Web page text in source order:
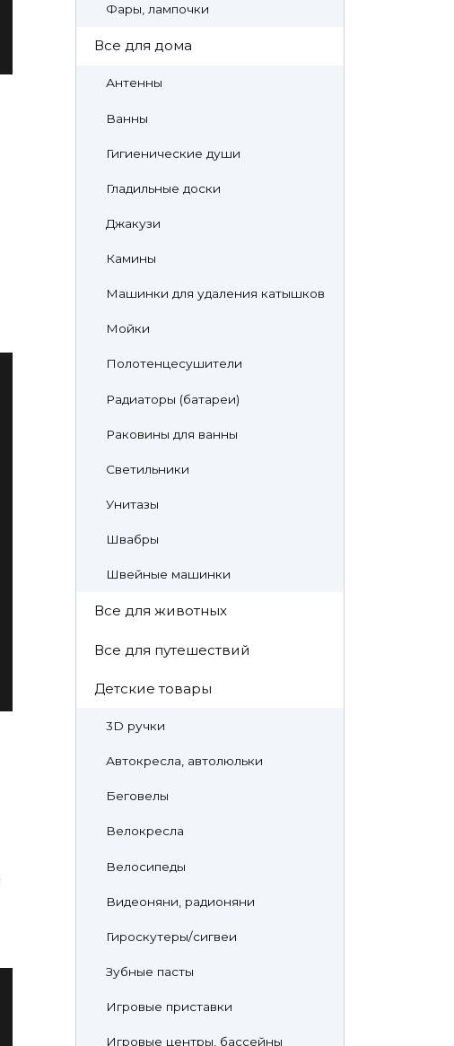
Фары, лампочки
Все для дома
Антенны
Ванны
Гигиенические души
Гладильные доски
Джакузи
Камины
Машинки для удаления катышков
Мойки
Полотенцесушители
Радиаторы (батареи)
Раковины для ванны
Светильники
Унитазы
Швабры
Швейные машинки
Все для животных
Все для путешествий
Детские товары
3D ручки
Автокресла, автолюльки
Беговелы
Велокресла
Велосипеды
Видеоняни, радионяни
Гироскутеры/сигвеи
Зубные пасты
Игровые приставки
Игровые центры, бассейны